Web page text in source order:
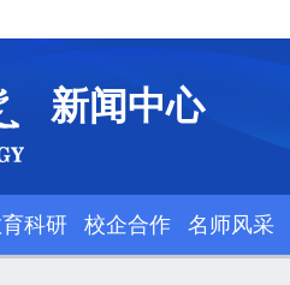
新闻中心
科研 校企合作 名师风采